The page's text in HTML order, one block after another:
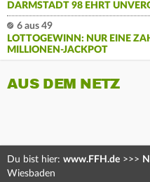
DARMSTADT 98 EHRT
6 aus 49
LOTTOGEWINN: NUR EINE
MILLIONEN-JACKPOT
AUS DEM NETZ
Du bist hier: www.FFH.de >>>
Wiesbaden